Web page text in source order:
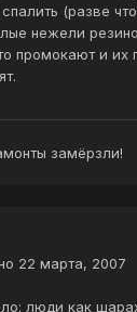
(разве
нежели
промокают и их
замёрзли!
22 марта, 2007
люди как